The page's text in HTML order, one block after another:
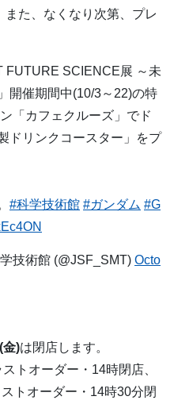
た、なくなり次第、プレ
FUTURE SCIENCE展 ～未
開催期間中(10/3～22)の特
「カフェクルーズ」でド
ドリンクコースター」をプ
#科学技術館 #ガンダム #G
技術館 (@JSF_SMT) Octo
金)は閉店します。
トオーダー・14時閉店、
トオーダー・14時30分閉